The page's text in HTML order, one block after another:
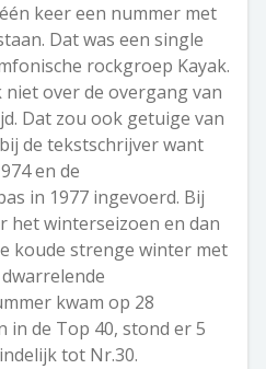
keer een nummer met
Dat was een single
rockgroep Kayak.
over de overgang van
Dat zou ook getuige van
de tekstschrijver want
en de
in 1977 ingevoerd. Bij
het winterseizoen en dan
koude strenge winter met
kwam op 28
in de Top 40, stond er 5
tot Nr.30.